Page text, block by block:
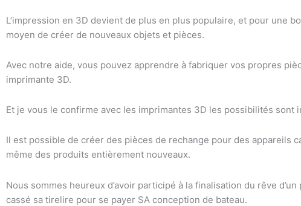
L’impression en 3D devient de plus en plus populaire, et pour une
moyen de créer de nouveaux objets et pièces.
Avec notre aide, vous pouvez apprendre à fabriquer vos propres
imprimante 3D.
Et je vous le confirme avec les imprimantes 3D les possibilités sont
Il est possible de créer des pièces de rechange pour des appareils
même des produits entièrement nouveaux.
Nous sommes heureux d’avoir participé à la finalisation du rêve
cassé sa tirelire pour se payer SA conception de bateau.